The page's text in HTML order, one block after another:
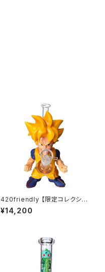
420friendly 【限定コレクショ
ン】Legendary Fighter Bon
g / レジェンダリーファイター ボ
¥14,200